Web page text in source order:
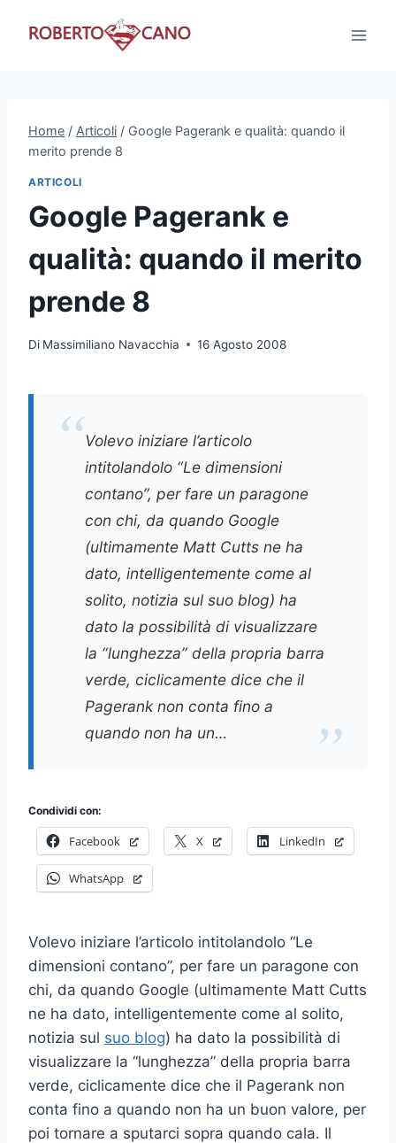
Home / Articoli / Google Pagerank e qualità: quando il
merito prende 8
ARTICOLI
Google Pagerank e
qualità: quando il merito
prende 8
Di Massimiliano Navacchia 16 Agosto 2008
Volevo iniziare l’articolo
intitolandolo “Le dimensioni
contano”, per fare un paragone
con chi, da quando Google
(ultimamente Matt Cutts ne ha
dato, intelligentemente come al
solito, notizia sul suo blog) ha
dato la possibilità di visualizzare
la “lunghezza” della propria barra
verde, ciclicamente dice che il
Pagerank non conta fino a
quando non ha un…
Condividi con:
Facebook X LinkedIn
WhatsApp
Volevo iniziare l’articolo intitolandolo “Le
dimensioni contano”, per fare un paragone con
chi, da quando Google (ultimamente Matt Cutts
ne ha dato, intelligentemente come al solito,
notizia sul suo blog) ha dato la possibilità di
visualizzare la “lunghezza” della propria barra
verde, ciclicamente dice che il Pagerank non
conta fino a quando non ha un buon valore, per
poi tornare a sputarci sopra quando cala. Il